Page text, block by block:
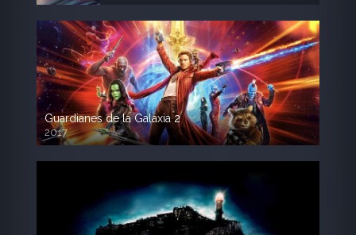
Guardianes de la Galaxia 2
2017
720p HD